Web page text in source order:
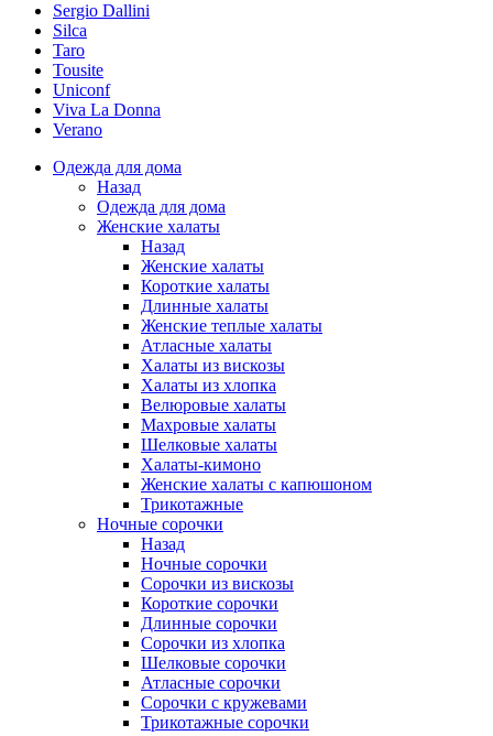
Sergio Dallini
Silca
Taro
Tousite
Uniconf
Viva La Donna
Verano
Одежда для дома
Назад
Одежда для дома
Женские халаты
Назад
Женские халаты
Короткие халаты
Длинные халаты
Женские теплые халаты
Атласные халаты
Халаты из вискозы
Халаты из хлопка
Велюровые халаты
Махровые халаты
Шелковые халаты
Халаты-кимоно
Женские халаты с капюшоном
Трикотажные
Ночные сорочки
Назад
Ночные сорочки
Сорочки из вискозы
Короткие сорочки
Длинные сорочки
Сорочки из хлопка
Шелковые сорочки
Атласные сорочки
Сорочки с кружевами
Трикотажные сорочки